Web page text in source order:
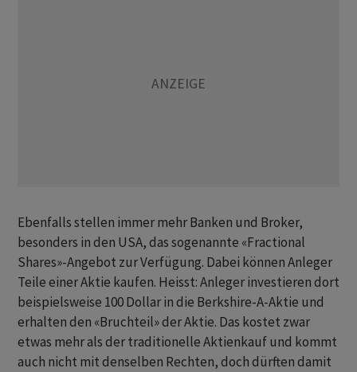
Ebenfalls stellen immer mehr Banken und Broker,
besonders in den USA, das sogenannte «Fractional
Shares»-Angebot zur Verfügung. Dabei können Anleger
Teile einer Aktie kaufen. Heisst: Anleger investieren dort
beispielsweise 100 Dollar in die Berkshire-A-Aktie und
erhalten den «Bruchteil» der Aktie. Das kostet zwar
etwas mehr als der traditionelle Aktienkauf und kommt
auch nicht mit denselben Rechten, doch dürften damit